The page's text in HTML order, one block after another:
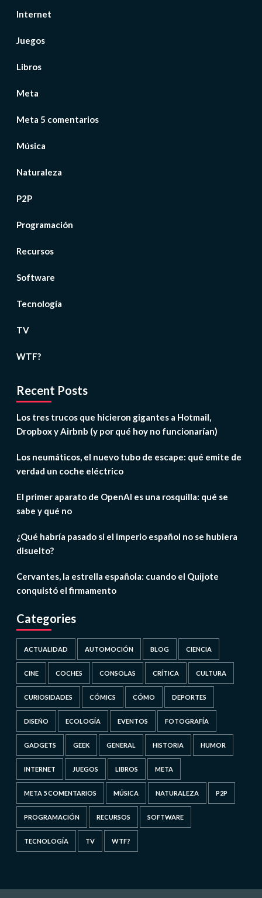
Internet
Juegos
Libros
Meta
Meta 5 comentarios
Música
Naturaleza
P2P
Programación
Recursos
Software
Tecnología
TV
WTF?
Recent Posts
Los tres trucos que hicieron gigantes a Hotmail,
Dropbox y Airbnb (y por qué hoy no funcionarían)
Los neumáticos, el nuevo tubo de escape: qué emite de
verdad un coche eléctrico
El primer aparato de OpenAI es una rosquilla: qué se
sabe y qué no
¿Qué habría pasado si el imperio español no se hubiera
disuelto?
Cervantes, la estrella española: cuando el Quijote
conquistó el firmamento
Categories
ACTUALIDAD AUTOMOCIÓN BLOG CIENCIA
CINE COCHES CONSOLAS CRÍTICA CULTURA
CURIOSIDADES CÓMICS CÓMO DEPORTES
DISEÑO ECOLOGÍA EVENTOS FOTOGRAFÍA
GADGETS GEEK GENERAL HISTORIA HUMOR
INTERNET JUEGOS LIBROS META
META 5 COMENTARIOS MÚSICA NATURALEZA P2P
PROGRAMACIÓN RECURSOS SOFTWARE
TECNOLOGÍA TV WTF?